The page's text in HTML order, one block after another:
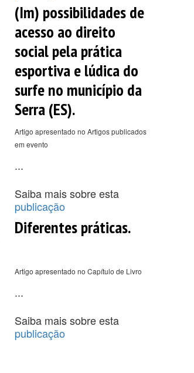
(Im) possibilidades de
acesso ao direito
social pela prática
esportiva e lúdica do
surfe no município da
Serra (ES).
Artigo apresentado no Artigos publicados
em evento
...
Saiba mais sobre esta
publicação
Diferentes práticas.
Artigo apresentado no Capítulo de Livro
...
Saiba mais sobre esta
publicação